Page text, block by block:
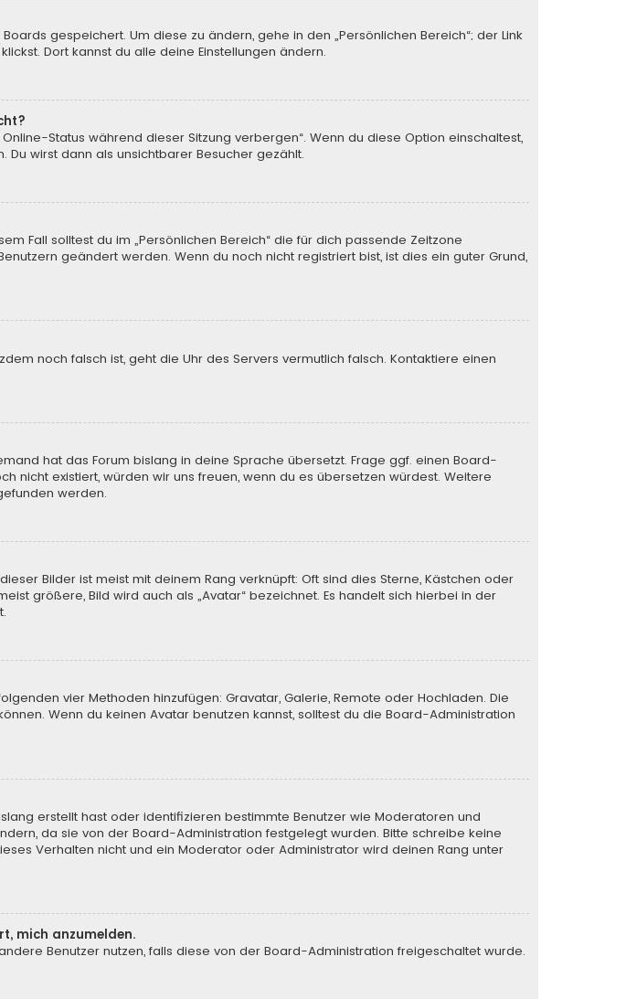
gespeichert. Um diese zu ändern, gehe in den „Persönlichen Bereich“; der Link
Dort kannst du alle deine Einstellungen ändern.
Status während dieser Sitzung verbergen“. Wenn du diese Option einschaltest,
wirst dann als unsichtbarer Besucher gezählt.
Fall solltest du im „Persönlichen Bereich“ die für dich passende Zeitzone
geändert werden. Wenn du noch nicht registriert bist, ist dies ein guter Grund,
noch falsch ist, geht die Uhr des Servers vermutlich falsch. Kontaktiere einen
hat das Forum bislang in deine Sprache übersetzt. Frage ggf. einen Board-
nicht existiert, würden wir uns freuen, wenn du es übersetzen würdest. Weitere
werden.
Bilder ist meist mit deinem Rang verknüpft: Oft sind dies Sterne, Kästchen oder
größere, Bild wird auch als „Avatar“ bezeichnet. Es handelt sich hierbei in der
vier Methoden hinzufügen: Gravatar, Galerie, Remote oder Hochladen. Die
Wenn du keinen Avatar benutzen kannst, solltest du die Board-Administration
erstellt hast oder identifizieren bestimmte Benutzer wie Moderatoren und
da sie von der Board-Administration festgelegt wurden. Bitte schreibe keine
Verhalten nicht und ein Moderator oder Administrator wird deinen Rang unter
mich anzumelden.
Benutzer nutzen, falls diese von der Board-Administration freigeschaltet wurde.